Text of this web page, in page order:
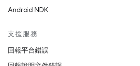
Android NDK
支援服務
回報平台錯誤